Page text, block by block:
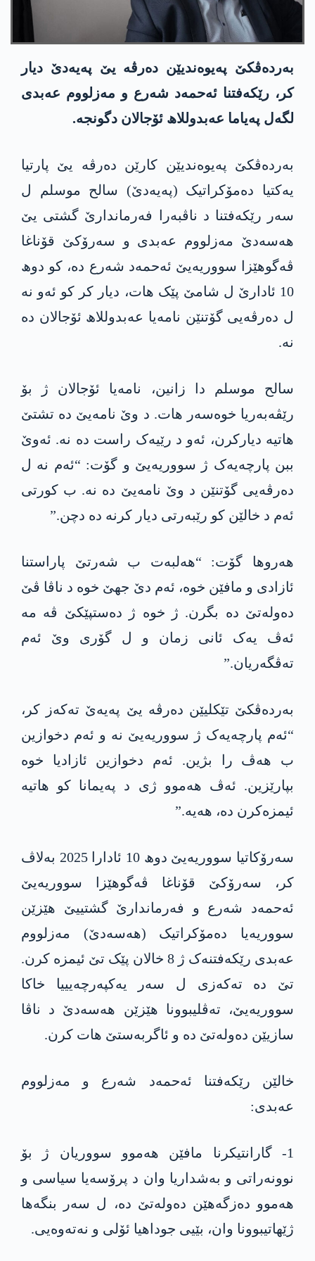
بەردەڤکێ پەیوەندیێن دەرڤە یێ پەیەدێ دیار
کر، رێکەفتنا ئەحمەد شەرع و مەزلووم عەبدی
لگەل پەیاما عەبدوللاھ ئۆجالان دگونجە.
بەردەڤکێ پەیوەندیێن کارێن دەرڤە یێ پارتیا
یەکتیا دەمۆکراتیک (پەیەدێ) سالح موسلم ل
سەر رێکەفتنا د ناڤبەرا فەرماندارێ گشتی یێ
ھەسەدێ مەزلووم عەبدی و سەرۆکێ قۆناغا
ڤەگوھێزا سووریەیێ ئەحمەد شەرع دە، کو دوھ
10 ئادارێ ل شامێ پێک ھات، دیار کر کو ئەو نە
ل دەرڤەیی گۆتنێن نامەیا عەبدوللاھ ئۆجالان دە
نە.
سالح موسلم دا زانین، نامەیا ئۆجالان ژ بۆ
رێڤەبەریا خوەسەر ھات. د وێ نامەیێ دە تشتێ
ھاتیە دیارکرن، ئەو د رێیەک راست دە نە. ئەوێ
ببن پارچەیەک ژ سووریەیێ و گۆت: “ئەم نە ل
دەرڤەیی گۆتنێن د وێ نامەیێ دە نە. ب کورتی
ئەم د خالێن کو رێبەرتی دیار کرنە دە دچن.”
ھەروھا گۆت: “ھەلبەت ب شەرتێ پاراستنا
ئازادی و مافێن خوە، ئەم دێ جھێ خوە د ناڤا ڤێ
دەولەتێ دە بگرن. ژ خوە ژ دەستپێکێ ڤە مە
ئەڤ یەک ئانی زمان و ل گۆری وێ ئەم
تەڤگەریان.”
بەردەڤکێ تێکلیێن دەرڤە یێ پەیەێ تەکەز کر،
“ئەم پارچەیەک ژ سووریەیێ نە و ئەم دخوازین
ب ھەڤ را بژین. ئەم دخوازین ئازادیا خوە
بپارێزین. ئەڤ ھەموو ژی د پەیمانا کو ھاتیە
ئیمزەکرن دە، ھەیە.”
سەرۆکاتیا سووریەیێ دوھ 10 ئادارا 2025 بەلاڤ
کر، سەرۆکێ قۆناغا ڤەگوھێزا سووریەیێ
ئەحمەد شەرع و فەرماندارێ گشتییێ ھێزێن
سووریەیا دەمۆکراتیک (ھەسەدێ) مەزلووم
عەبدی رێکەفتنەک ژ 8 خالان پێک تێ ئیمزە کرن.
تێ دە تەکەزی ل سەر یەکپەرچەیییا خاکا
سووریەیێ، تەڤلیبوونا ھێزێن ھەسەدێ د ناڤا
سازیێن دەولەتێ دە و ئاگربەستێ ھات کرن.
خالێن رێکەفتنا ئەحمەد شەرع و مەزلووم
عەبدی:
1- گارانتیکرنا مافێن هەموو سووریان ژ بۆ
نوونەراتی و بەشداریا وان د پرۆسەیا سیاسی و
هەموو دەزگەهێن دەولەتێ دە، ل سەر بنگەها
ژێهاتیبوونا وان، بێیی جوداهیا ئۆلی و نەتەوەیی.